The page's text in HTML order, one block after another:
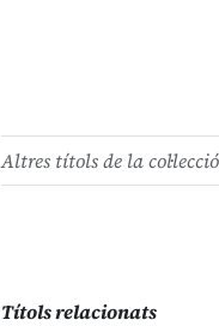
Altres títols de la col·lecció
Títols relacionats